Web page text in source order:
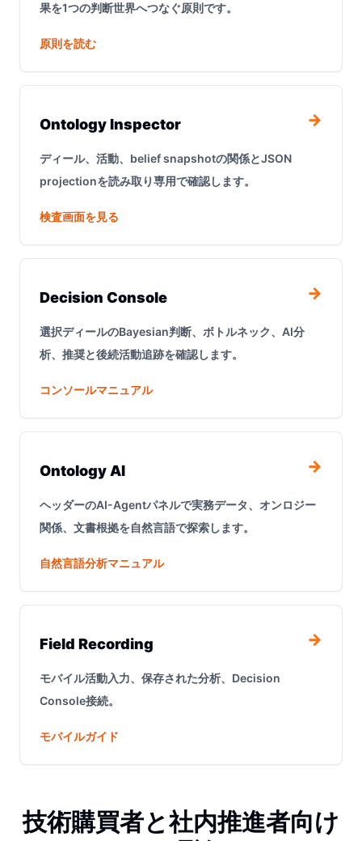
果を1つの判断世界へつなぐ原則です。
原則を読む
Ontology Inspector →
ディール、活動、belief snapshotの関係とJSON
projectionを読み取り専用で確認します。
検査画面を見る
Decision Console →
選択ディールのBayesian判断、ボトルネック、AI分
析、推奨と後続活動追跡を確認します。
コンソールマニュアル
Ontology AI →
ヘッダーのAI-Agentパネルで実務データ、オンロジー
関係、文書根拠を自然言語で探索します。
自然言語分析マニュアル
Field Recording →
モバイル活動入力、保存された分析、Decision
Console接続。
モバイルガイド
技術購買者と社内推進者向け